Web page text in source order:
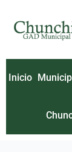
contenido
Inicio
por: